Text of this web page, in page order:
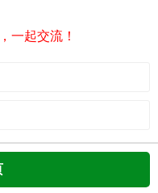
一起交流！